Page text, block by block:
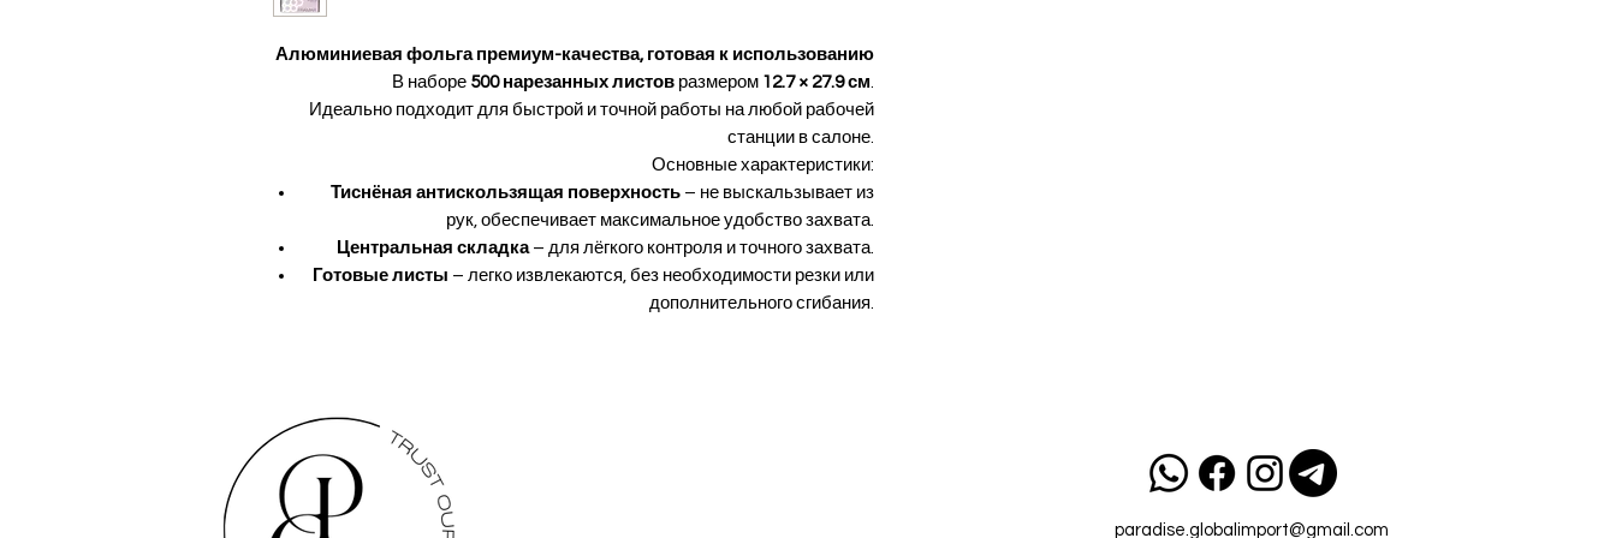
Алюминиевая фольга премиум-качества, готовая к использованию
В наборе 500 нарезанных листов размером 12.7 × 27.9 см.
Идеально подходит для быстрой и точной работы на любой рабочей
станции в салоне.
Основные характеристики:
Тиснёная антискользящая поверхность – не выскальзывает из
рук, обеспечивает максимальное удобство захвата.
Центральная складка– для лёгкого контроля и точного захвата.
Готовые листы – легко извлекаются, без необходимости резки или
дополнительного сгибания.
paradise.globalimport@gmail.com